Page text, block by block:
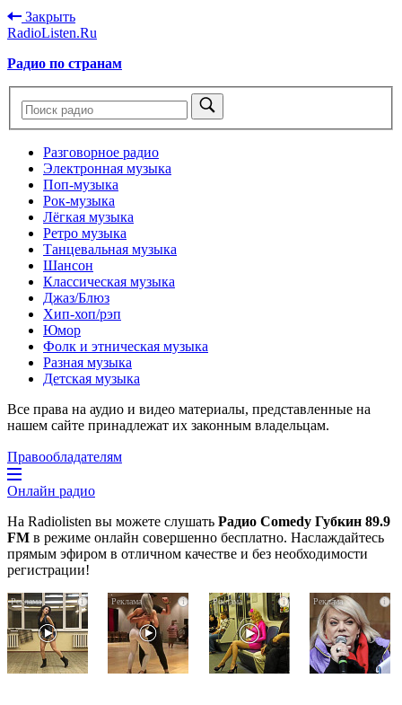
Закрыть
RadioListen.Ru
Радио по странам
Разговорное радио
Электронная музыка
Поп-музыка
Рок-музыка
Лёгкая музыка
Ретро музыка
Танцевальная музыка
Шансон
Классическая музыка
Джаз/Блюз
Хип-хоп/рэп
Юмор
Фолк и этническая музыка
Разная музыка
Детская музыка
Все права на аудио и видео материалы, представленные на
нашем сайте принадлежат их законным владельцам.
Правообладателям
Онлайн радио
На Radiolisten вы можете слушать Радио Comedy Губкин 89.9
FM в режиме онлайн совершенно бесплатно. Наслаждайтесь
прямым эфиром в отличном качестве и без необходимости
регистрации!
i
Ролик
Омска:
вы
i
Ролик
длится
пару
секунд,
i
Королева
вагона
отожгла!
Видео
i